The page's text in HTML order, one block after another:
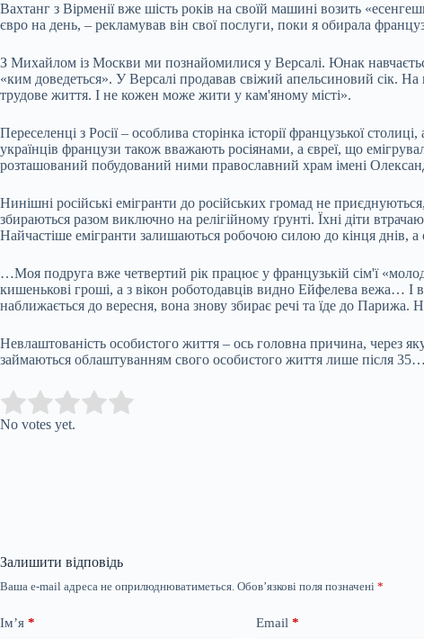
Вахтанг з Вірменії вже шість років на своїй машині возить
євро на день, – рекламував він свої послуги, поки я обирала
З Михайлом із Москви ми познайомилися у Версалі. Юнак
«ким доведеться». У Версалі продавав свіжий апельсиновий сік.
трудове життя. І не кожен може жити у кам'яному місті».
Переселенці з Росії – особлива сторінка історії французької
українців французи також вважають росіянами, а євреї, що
розташований побудований ними православний храм імені
Нинішні російські емігранти до російських громад не
збираються разом виключно на релігійному ґрунті. Їхні діти
Найчастіше емігранти залишаються робочою силою до кінця днів, а
…Моя подруга вже четвертий рік працює у французькій сім'ї
кишенькові гроші, а з вікон роботодавців видно Ейфелева вежа…
наближається до вересня, вона знову збирає речі та їде до Парижа.
Невлаштованість особистого життя – ось головна причина, через
займаються облаштуванням свого особистого життя лише після
Rate this item:
No votes yet.
Залишити відповідь
Ваша e-mail адреса не оприлюднюватиметься. Обов’язкові поля позначені *
Ім’я * Email *